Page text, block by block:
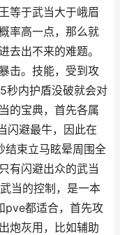
等于武当大于峨眉
率高一点，那么就
去出不来的难题。
击。技能，受到攻
秒内护盾没破就会对
的宝典，首先各属
闪避最牛，因此在
结束立马眩晕周围全
有闪避出众的武当
当的控制，是一本
pve都适合，首先攻
炮灰用，比如辅助